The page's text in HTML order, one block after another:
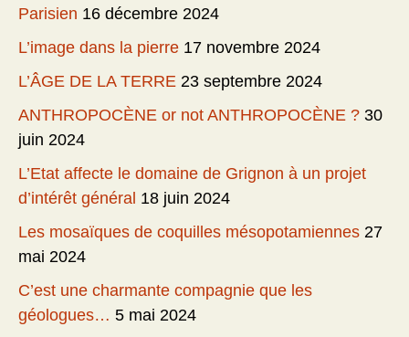
Parisien 16 décembre 2024
L’image dans la pierre 17 novembre 2024
L’ÂGE DE LA TERRE 23 septembre 2024
ANTHROPOCÈNE or not ANTHROPOCÈNE ? 30
juin 2024
L’Etat affecte le domaine de Grignon à un projet
d’intérêt général 18 juin 2024
Les mosaïques de coquilles mésopotamiennes 27
mai 2024
C’est une charmante compagnie que les
géologues… 5 mai 2024